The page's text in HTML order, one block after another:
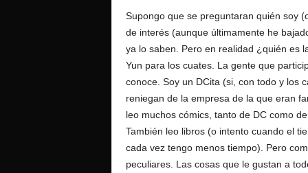
Supongo que se preguntaran quién soy
de interés (aunque últimamente he
ya lo saben. Pero en realidad ¿quién es
Yun para los cuates. La gente que
conoce. Soy un DCita (si, con todo y los
reniegan de la empresa de la que eran
leo muchos cómics, tanto de DC como
También leo libros (o intento cuando el
cada vez tengo menos tiempo). Pero
peculiares. Las cosas que le gustan a